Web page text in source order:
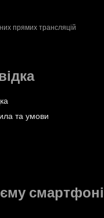
прямих трансляцій
та умови
смартфоні